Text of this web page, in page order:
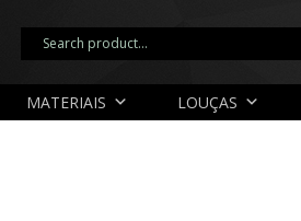
MATERIAIS LOUÇAS